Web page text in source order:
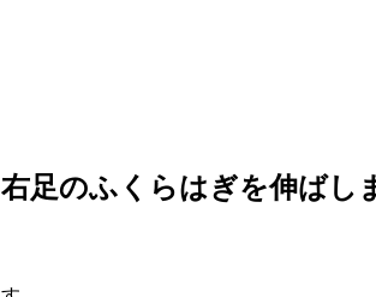
足のふくらはぎを伸ばし